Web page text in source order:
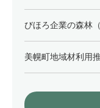
びほろ企業の森林
美幌町地域材利用